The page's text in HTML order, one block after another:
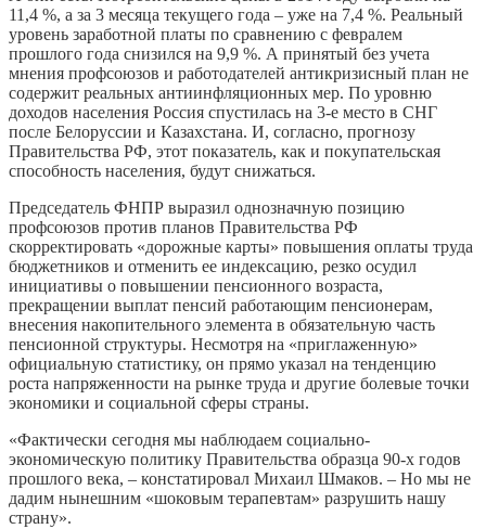
11,4 %, а за 3 месяца текущего года – уже на 7,4 %. Реальный
уровень заработной платы по сравнению с февралем
прошлого года снизился на 9,9 %. А принятый без учета
мнения профсоюзов и работодателей антикризисный план не
содержит реальных антиинфляционных мер. По уровню
доходов населения Россия спустилась на 3-е место в СНГ
после Белоруссии и Казахстана. И, согласно, прогнозу
Правительства РФ, этот показатель, как и покупательская
способность населения, будут снижаться.
Председатель ФНПР выразил однозначную позицию
профсоюзов против планов Правительства РФ
скорректировать «дорожные карты» повышения оплаты труда
бюджетников и отменить ее индексацию, резко осудил
инициативы о повышении пенсионного возраста,
прекращении выплат пенсий работающим пенсионерам,
внесения накопительного элемента в обязательную часть
пенсионной структуры. Несмотря на «приглаженную»
официальную статистику, он прямо указал на тенденцию
роста напряженности на рынке труда и другие болевые точки
экономики и социальной сферы страны.
«Фактически сегодня мы наблюдаем социально-
экономическую политику Правительства образца 90-х годов
прошлого века, – констатировал Михаил Шмаков. – Но мы не
дадим нынешним «шоковым терапевтам» разрушить нашу
страну».